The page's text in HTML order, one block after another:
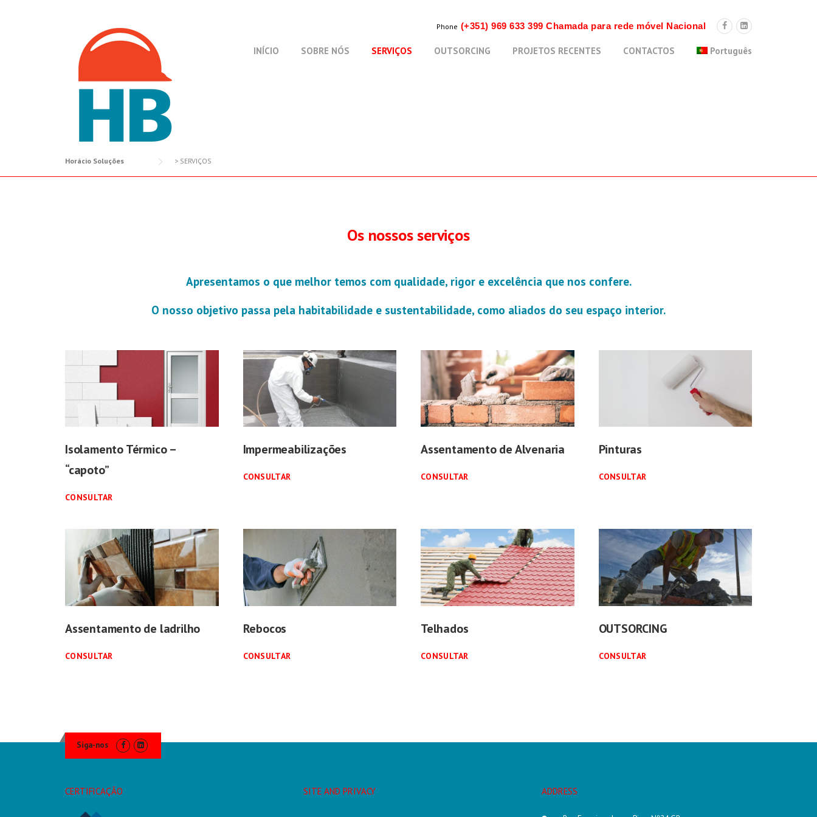
Phone (+351) 969 633 399 Chamada para rede móvel Nacional
INÍCIO SOBRE NÓS SERVIÇOS OUTSORCING PROJETOS RECENTES CONTACTOS Português
Horácio Soluções > SERVIÇOS
Os nossos serviços
Apresentamos o que melhor temos com qualidade, rigor e excelência que nos confere.
O nosso objetivo passa pela habitabilidade e sustentabilidade, como aliados do seu espaço interior.
Isolamento Térmico –
“capoto”
CONSULTAR
Impermeabilizações
CONSULTAR
Assentamento de Alvenaria
CONSULTAR
Pinturas
CONSULTAR
Assentamento de ladrilho
CONSULTAR
Rebocos
CONSULTAR
Telhados
CONSULTAR
OUTSORCING
CONSULTAR
Siga-nos
CERTIFICAÇÃO SITE AND PRIVACY ADDRESS